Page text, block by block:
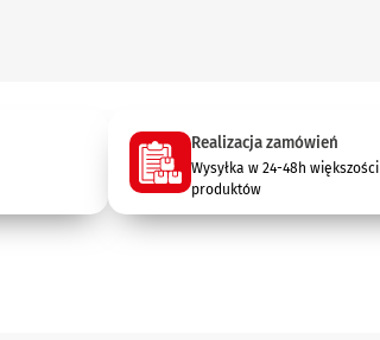
Realizacja zamówień
Wysyłka w 24-48h większości
produktów